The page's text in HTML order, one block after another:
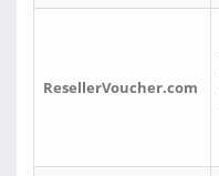
ResellerVoucher.com